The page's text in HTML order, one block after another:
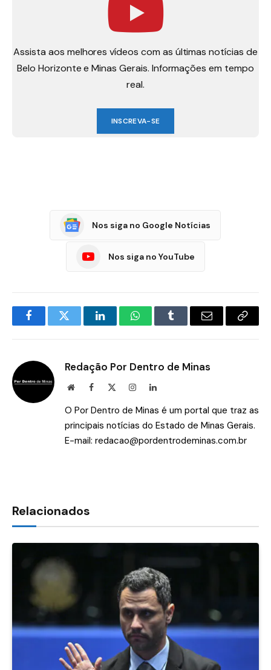
Assista aos melhores vídeos com as últimas notícias de
Belo Horizonte e Minas Gerais. Informações em tempo
real.
INSCREVA-SE
Nos siga no Google Notícias
Nos siga no YouTube
FacebookTwitter LinkedInWhatsAppTumblr E-
Copiar
Redação Por Dentro de Minas
Site Facebook InstagramLinkedIn
O Por Dentro de Minas é um portal que traz as
principais notícias do Estado de Minas Gerais.
E-mail: redacao@pordentrodeminas.com.br
Relacionados